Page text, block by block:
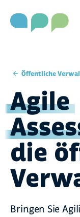
Öffentliche
Agile
die
Bringen Sie